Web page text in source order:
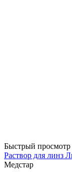
Быстрый просмотр
Раствор для линз
Медстар